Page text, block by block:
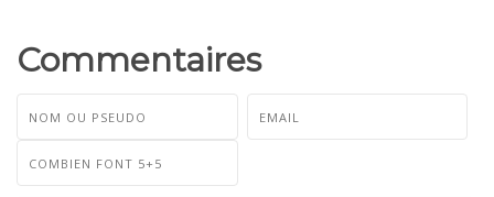
Commentaires